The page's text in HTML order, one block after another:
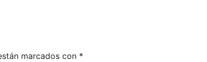
marcados con *